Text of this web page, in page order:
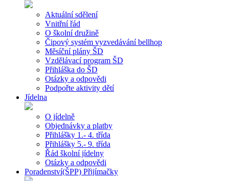
Aktuální sdělení
Vnitřní řád
O školní družině
Čipový systém vyzvedávání bellhop
Měsíční plány ŠD
Vzdělávací program ŠD
Přihláška do ŠD
Otázky a odpovědi
Podpořte aktivity dětí
Jídelna
O jídelně
Objednávky a platby
Přihlášky 1.- 4. třída
Přihlášky 5.- 9. třída
Řád školní jídelny
Otázky a odpovědi
Poradenství(ŠPP) Přijímačky